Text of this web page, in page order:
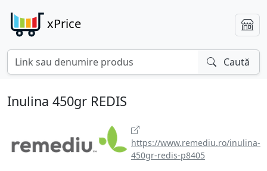
xPrice
Caută
Inulina 450gr REDIS
https://www.remediu.ro/inulina-
450gr-redis-p8405